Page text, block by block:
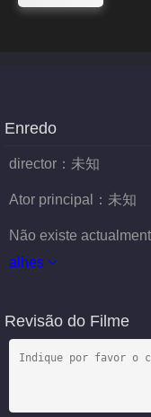
Enredo
director： 未知
Ator principal： 未知
Não existe
alhes
Revisão do Filme